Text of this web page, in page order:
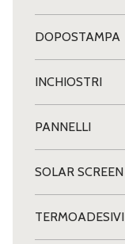
DOPOSTAMPA
INCHIOSTRI
PANNELLI
SOLAR SCREEN
TERMOADESIVI